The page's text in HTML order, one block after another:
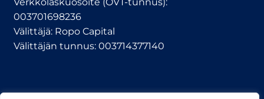
003701698236
Välittäjä: Ropo Capital
Välittäjän tunnus: 003714377140